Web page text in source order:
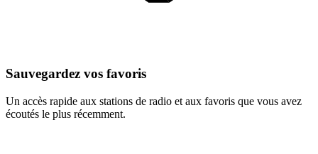
Sauvegardez vos favoris
Un accès rapide aux stations de radio et aux favoris que vous avez
écoutés le plus récemment.